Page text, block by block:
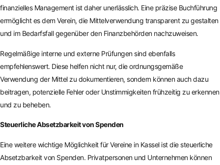
finanzielles Management ist daher unerlässlich. Eine präzise Buchführung
ermöglicht es dem Verein, die Mittelverwendung transparent zu gestalten
und im Bedarfsfall gegenüber den Finanzbehörden nachzuweisen.
Regelmäßige interne und externe Prüfungen sind ebenfalls
empfehlenswert. Diese helfen nicht nur, die ordnungsgemäße
Verwendung der Mittel zu dokumentieren, sondern können auch dazu
beitragen, potenzielle Fehler oder Unstimmigkeiten frühzeitig zu erkennen
und zu beheben.
Steuerliche Absetzbarkeit von Spenden
Eine weitere wichtige Möglichkeit für Vereine in Kassel ist die steuerliche
Absetzbarkeit von Spenden. Privatpersonen und Unternehmen können